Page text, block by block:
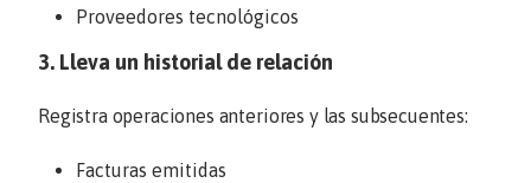
Proveedores tecnológicos
3. Lleva un historial de relación
Registra operaciones anteriores y las subsecuentes:
Facturas emitidas